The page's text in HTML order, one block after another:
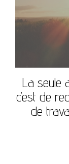
La seule
c’est de
de